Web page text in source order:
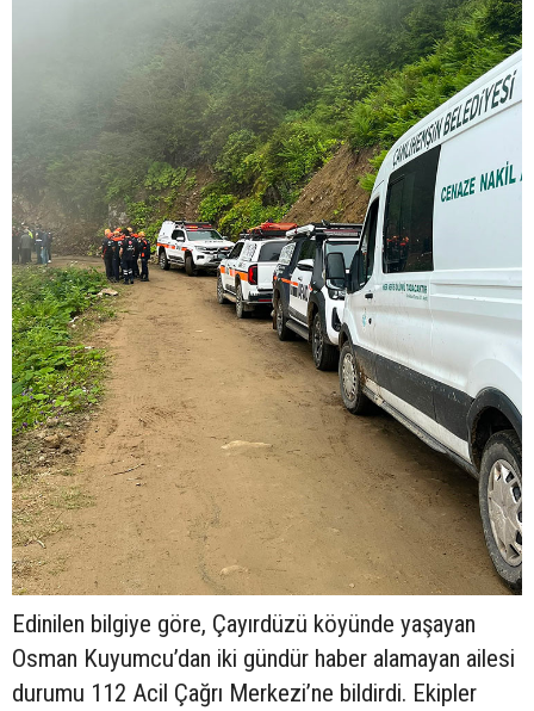
Edinilen bilgiye göre, Çayırdüzü köyünde yaşayan
Osman Kuyumcu’dan iki gündür haber alamayan ailesi
durumu 112 Acil Çağrı Merkezi’ne bildirdi. Ekipler